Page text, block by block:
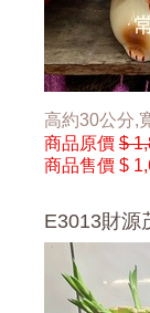
高約30公分,
商品原價 $
商品售價 $
E3013財源